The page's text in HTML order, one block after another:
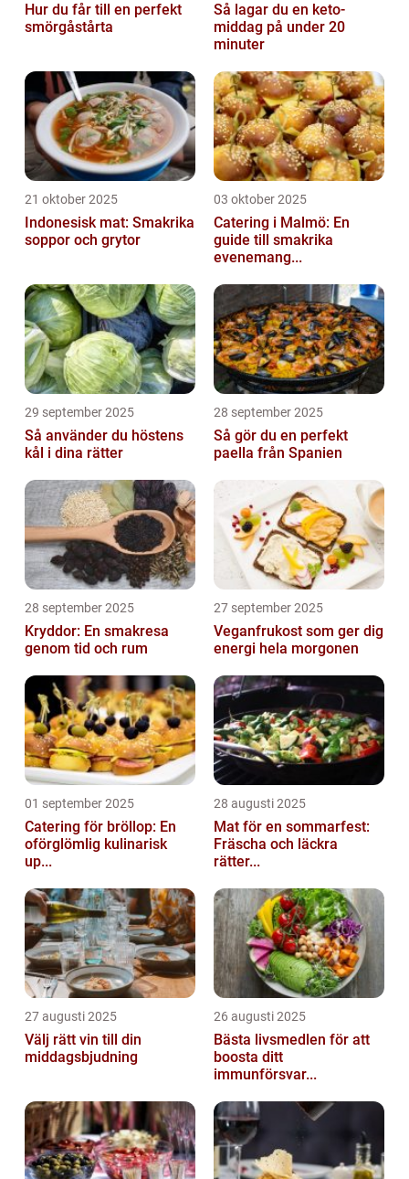
Hur du får till en perfekt
smörgåstårta
Så lagar du en keto-
middag på under 20
minuter
21 oktober 2025
Indonesisk mat: Smakrika
soppor och grytor
03 oktober 2025
Catering i Malmö: En
guide till smakrika
evenemang...
29 september 2025
Så använder du höstens
kål i dina rätter
28 september 2025
Så gör du en perfekt
paella från Spanien
28 september 2025
Kryddor: En smakresa
genom tid och rum
27 september 2025
Veganfrukost som ger dig
energi hela morgonen
01 september 2025
Catering för bröllop: En
oförglömlig kulinarisk
up...
28 augusti 2025
Mat för en sommarfest:
Fräscha och läckra
rätter...
27 augusti 2025
Välj rätt vin till din
middagsbjudning
26 augusti 2025
Bästa livsmedlen för att
boosta ditt
immunförsvar...